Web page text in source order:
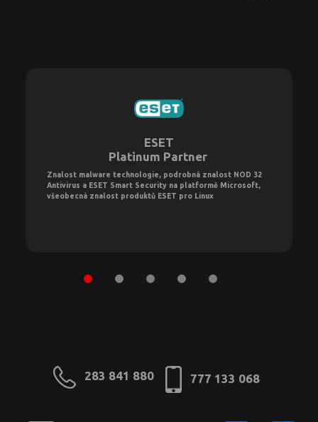
ESET
Platinum Partner
Znalost malware technologie, podrobná znalost NOD 32
Antivirus a ESET Smart Security na platformě Microsoft,
všeobecná znalost produktů ESET pro Linux
283 841 880 777 133 068